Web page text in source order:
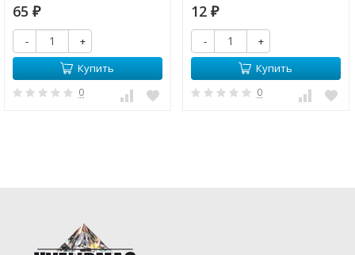
65 ₽
-
+
Купить
0
12 ₽
-
+
Купить
0